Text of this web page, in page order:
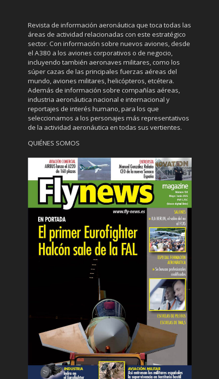
Revista de información aeronáutica que toca todas las
áreas de actividad relacionadas con este estratégico
sector. Con información sobre nuevos aviones, desde
el A380 a los aviones corporativos o de negocio,
incluyendo también aeronaves militares, como los
súper cazas de las principales fuerzas aéreas del
mundo, aviones militares, helicópteros, etcétera.
Además de información sobre compañías aéreas,
industria aeronáutica nacional e internacional y
reportajes de interés humano, para los que
seleccionamos a los personajes más representativos
de la actividad aeronáutica en todas sus vertientes.
QUIÉNES SOMOS